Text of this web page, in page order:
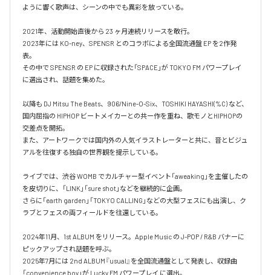
ように響く歌声は、シーンの中でも異彩を放っている。
2021年、活動開始直後から 23 ヶ月連続リリースを敢行。
2023年には KO-ney、SPENSR とのコラボによる全国流通盤 EP を2作発
表。
その中で SPENSR の EP に収録された「SPACE」が TOKYO FM パワープレイ
に選出され、話題を集めた。
以降も DJ Mitsu The Beats、906/Nine-O-Six、TOSHIKI HAYASHI(%C) など、
国内屈指の HIPHOP ビートメイカーとの共ー作を重ね、歌モノとHIPHOPの
交差点を開拓。
また、アートワークでは国内外の人気イラストレーターと共に、音とビジュ
アルを往復する独自の世界観を提示している。
ライブでは、渋谷 WOMB でカルチャー型イベント「aweaking」を主催したの
を皮切りに、「LINK」「sure shot」などを継続的に企画。
さらに「earth garden」「TOKYO CALLING」などの大型フェスにも出演し、ク
ラブとフェスの両フィールドを往還している。
2024年11月、1st ALBUM をリリース。Apple Music の J-POP / R&B バナーに
ピックアップされ話題を呼ぶ。
2025年7月には 2nd ALBUM『usual』を全国流通盤として発表し、収録曲
「convenience boy」が Lucky FM パワープレイ に選出。